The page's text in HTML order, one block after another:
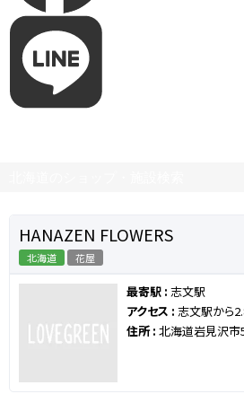
HANAZEN FLOWERS
北海道 花屋
最寄駅 : 志文駅
アクセス : 志文駅から
住所 : 北海道岩見沢